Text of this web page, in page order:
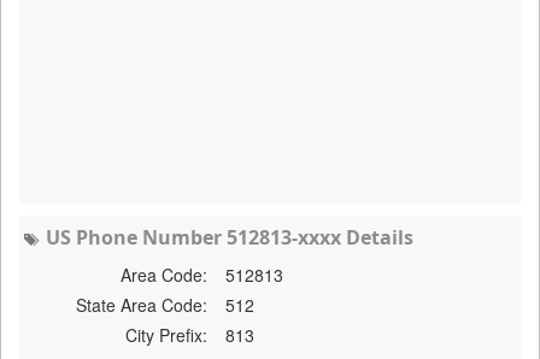
US Phone Number 512813-xxxx Details
Area Code:
512813
State Area Code:
512
City Prefix:
813